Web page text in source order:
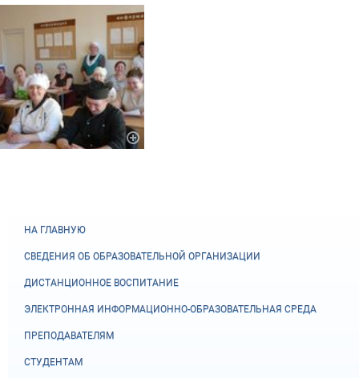
НА ГЛАВНУЮ
СВЕДЕНИЯ ОБ ОБРАЗОВАТЕЛЬНОЙ ОРГАНИЗАЦИИ
ДИСТАНЦИОННОЕ ВОСПИТАНИЕ
ЭЛЕКТРОННАЯ ИНФОРМАЦИОННО-ОБРАЗОВАТЕЛЬНАЯ СРЕДА
ПРЕПОДАВАТЕЛЯМ
СТУДЕНТАМ